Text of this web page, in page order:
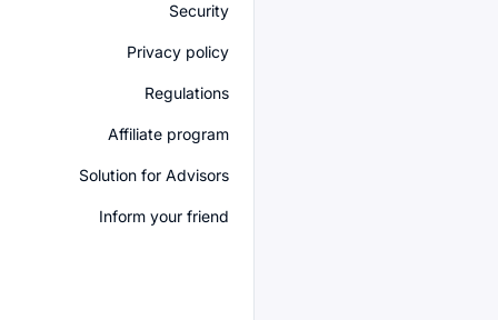
Security
Privacy policy
Regulations
Affiliate program
Solution for Advisors
Inform your friend